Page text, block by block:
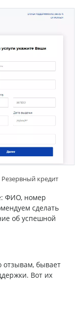
Резервный кредит
ФИО, номер
сделать
об успешной
отзывам, бывает
Вот их